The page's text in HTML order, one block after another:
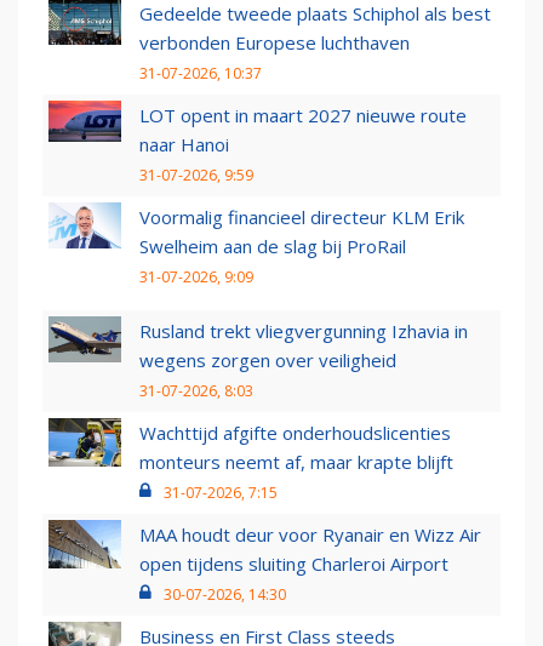
Gedeelde tweede plaats Schiphol als best
verbonden Europese luchthaven
31-07-2026, 10:37
LOT opent in maart 2027 nieuwe route
naar Hanoi
31-07-2026, 9:59
Voormalig financieel directeur KLM Erik
Swelheim aan de slag bij ProRail
31-07-2026, 9:09
Rusland trekt vliegvergunning Izhavia in
wegens zorgen over veiligheid
31-07-2026, 8:03
Wachttijd afgifte onderhoudslicenties
monteurs neemt af, maar krapte blijft
31-07-2026, 7:15
MAA houdt deur voor Ryanair en Wizz Air
open tijdens sluiting Charleroi Airport
30-07-2026, 14:30
Business en First Class steeds